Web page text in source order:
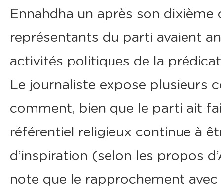
Ennahdha un après son
représentants du parti avaient
activités politiques de la
Le journaliste expose plusieurs
comment, bien que le parti ait
référentiel religieux continue à
d’inspiration (selon les propos
note que le rapprochement